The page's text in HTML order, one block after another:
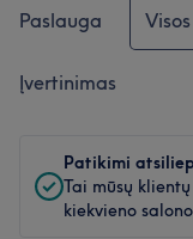
Paslauga
Įvertinimas
Patikimi
Tai mūsų
kiekvieno salono